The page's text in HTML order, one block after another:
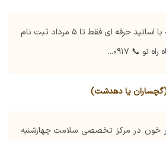
اساتید حرفه ای
فقط تا ۵ مرداد ثبت نام
نو 📞 ۰۹۱۷...
یا دهدشت)
خون در مرکز تخصصی سلامت چهارشنبه